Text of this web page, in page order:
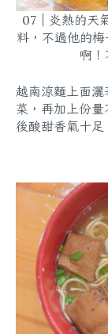
07｜炎熱的天
料，不過他的
啊！
越南涼麵上面
菜，再加上份
後酸甜香氣十足